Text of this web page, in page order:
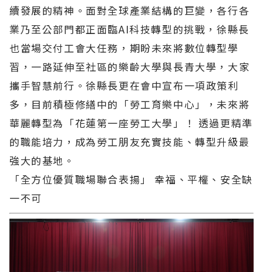
續發展的精神。面對全球產業結構的巨變，各行各
業乃至公部門都正面臨AI科技轉型的挑戰，徐縣長
也當場交付工會大任務，期盼未來將數位轉型學
習，一路延伸至社區的樂齡大學與長青大學，大家
攜手智慧前行。徐縣長更在會中宣布一項政策利
多，目前積極修繕中的「勞工育樂中心」，未來將
華麗轉型為「花蓮第一座勞工大學」！ 透過更精準
的職能培力，成為勞工朋友充實技能、轉型升級最
強大的基地。
「全方位優質職場聯合表揚」 幸福、平權、安全缺
一不可